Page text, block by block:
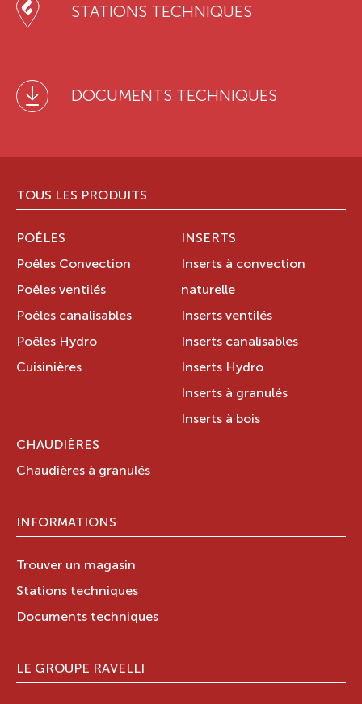
STATIONS TECHNIQUES
DOCUMENTS TECHNIQUES
TOUS LES PRODUITS
POÊLES
Poêles Convection
Poêles ventilés
Poêles canalisables
Poêles Hydro
Cuisinières
INSERTS
Inserts à convection
naturelle
Inserts ventilés
Inserts canalisables
Inserts Hydro
Inserts à granulés
Inserts à bois
CHAUDIÈRES
Chaudières à granulés
INFORMATIONS
Trouver un magasin
Stations techniques
Documents techniques
LE GROUPE RAVELLI